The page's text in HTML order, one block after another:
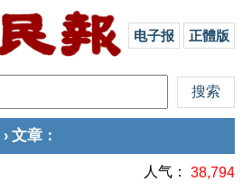
电子报 正體版
› 文章 ：
人气： 38,794